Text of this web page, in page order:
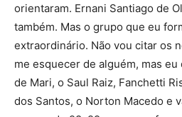
orientaram. Ernani Santiago de
também. Mas o grupo que eu
extraordinário. Não vou citar os
me esquecer de alguém, mas
de Mari, o Saul Raiz, Fanchetti
dos Santos, o Norton Macedo e